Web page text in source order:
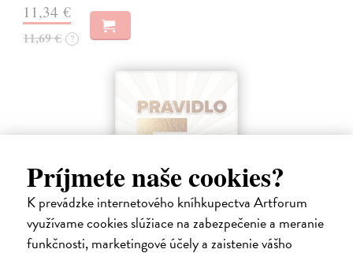
Príjmete naše cookies?
K prevádzke internetového kníhkupectva Artforum
využívame cookies slúžiace na zabezpečenie a meranie
funkčnosti, marketingové účely a zaistenie vášho
11,34 €
11,69 € ?